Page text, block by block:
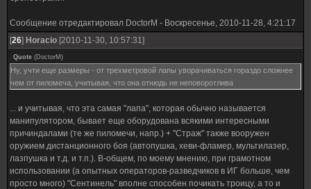
Сообщение отредактировал DoctorM - Воскресенье, 2010-11-28, 4:21:17
[26] Horacio [2010-11-30, 10:57:31]
Quote (DoctorM )
Ну, учти еще размеры - от трехметровой лапы уворачиваться гораздо сложнее
чем от пиломеча, учитывая, что она отнюдь не неповоротлива
... и учитывая, что эта самая "лапа", которая обычно называется
манипулятором, бывает еще оборудована всякими интересными
причиндалами (те же пиломечи, напр.) + "Страж" также вооружен
оружием дистанционного боя (автопушка, хеви-фламер, мультилазер,
лазпушка и т.д. и т.п.). В-общем, по моему мнению, при грамотном
использовании (а опытных операторов-разведчиков в ИГ больше, чем
просто много) "Сентинель" вполне способен почикать троицу, а то и